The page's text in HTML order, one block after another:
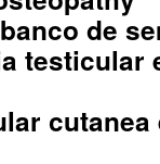
de
testicular
cutanea